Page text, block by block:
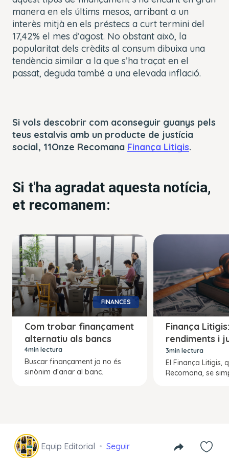
manera en els últims mesos, arribant a un
interès mitjà en els préstecs a curt termini del
17,42% el mes d’agost. No obstant això, la
popularitat dels crèdits al consum dibuixa una
tendència similar a la que s’ha traçat en el
passat, deguda també a una elevada inflació.
Si vols descobrir com aconseguir guanys pels
teus estalvis amb un producte de justícia
social, 11Onze Recomana Finança Litigis.
Si t'ha agradat aquesta notícia,
et recomanem:
FINANCES
Com trobar finançament
alternatiu als bancs
4min lectura
Buscar finançament ja no és
sinònim d’anar al banc.
Finança
rendiments i
social
3min lectura
El Finança Litigis,
Recomana, se
Equip Editorial Seguir